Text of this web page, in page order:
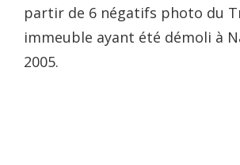
partir de 6 négatifs photo du
immeuble ayant été démoli à
2005.